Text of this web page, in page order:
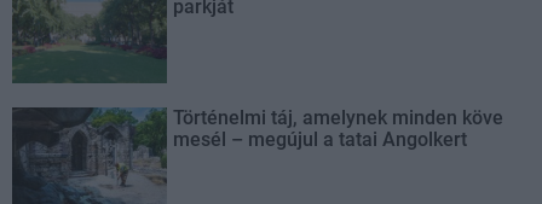
parkját
Történelmi táj, amelynek minden köve
mesél – megújul a tatai Angolkert